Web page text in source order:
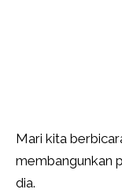
Mari kita
membangunkan
dia.